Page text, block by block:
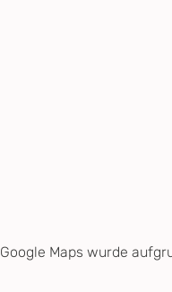
Google Maps wurde